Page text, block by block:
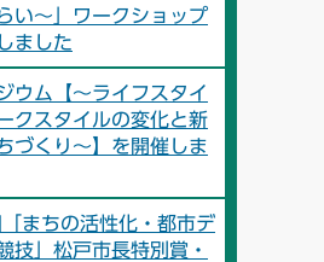
い～」ワークショップ
ました
ウム【～ライフスタイ
クスタイルの変化と新
づくり～】を開催しま
まちの活性化・都市デ
技」松戸市長特別賞・